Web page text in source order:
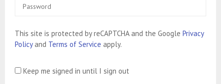
This site is protected by reCAPTCHA and the Google Privacy
Policyand Terms of Service apply.
Keep me signed in until I sign out